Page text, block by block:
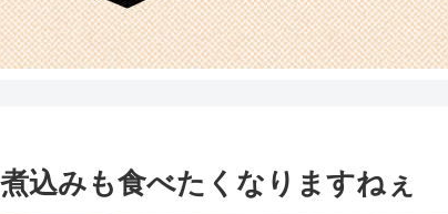
込みも食べたくなりますねぇ